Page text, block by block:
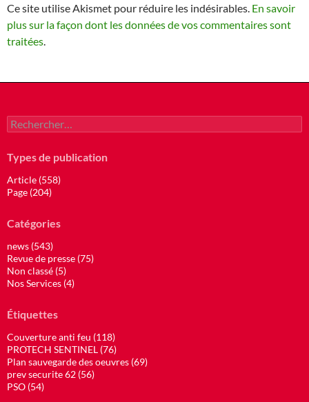
Ce site utilise Akismet pour réduire les indésirables. En savoir
plus sur la façon dont les données de vos commentaires sont
traitées
Rechercher :
Types de publication
Article (558)
Page (204)
Catégories
news (543)
Revue de presse (75)
Non classé (5)
Nos Services (4)
Étiquettes
Couverture anti feu (118)
PROTECH SENTINEL (76)
Plan sauvegarde des oeuvres (69)
prev securite 62 (56)
PSO (54)